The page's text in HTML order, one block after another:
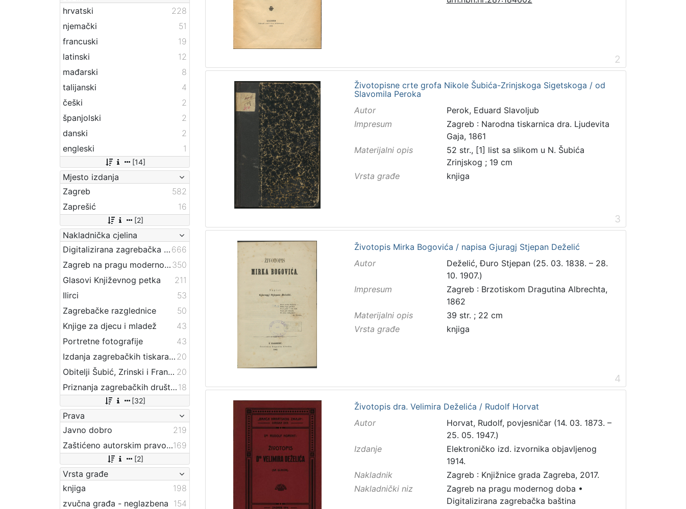
hrvatski
228
njemački
51
francuski
19
latinski
12
mađarski
8
talijanski
4
češki
2
španjolski
2
danski
2
engleski
1
[14]
Mjesto izdanja
Zagreb
582
Zaprešić
16
[2]
Nakladnička cjelina
Digitalizirana zagrebačka baština 666
Zagreb na pragu modernog doba 350
Glasovi Književnog petka
211
Ilirci
53
Zagrebačke razglednice
50
Knjige za djecu i mladež
43
Portretne fotografije
43
Izdanja zagrebačkih tiskara 17. i 18. stoljeća 20
Obitelji Šubić, Zrinski i Frankopan 20
Priznanja zagrebačkih društava 18
[32]
Prava
Javno dobro
219
Zaštićeno autorskim pravom169
[2]
Vrsta građe
knjiga
198
zvučna građa - neglazbena 154
2
Životopisne crte grofa Nikole Šubića-Zrinjskoga Sigetskoga / od
Slavomila Peroka
Autor
Perok, Eduard Slavoljub
Impresum
Zagreb : Narodna tiskarnica dra. Ljudevita
Gaja, 1861
Materijalni opis
52 str., [1] list sa slikom u N. Šubića
Zrinjskog ; 19 cm
Vrsta građe
knjiga
3
Životopis Mirka Bogovića / napisa Gjuragj Stjepan Deželić
Autor
Deželić, Đuro Stjepan (25. 03. 1838. – 28.
10. 1907.)
Impresum
Zagreb : Brzotiskom Dragutina Albrechta,
1862
Materijalni opis
39 str. ; 22 cm
Vrsta građe
knjiga
4
Životopis dra. Velimira Deželića / Rudolf Horvat
Autor
Horvat, Rudolf, povjesničar (14. 03. 1873. –
25. 05. 1947.)
Izdanje
Elektroničko izd. izvornika objavljenog
1914.
Nakladnik
Zagreb : Knjižnice grada Zagreba, 2017.
Nakladnički niz
Zagreb na pragu modernog doba •
Digitalizirana zagrebačka baština